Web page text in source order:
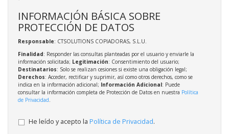
INFORMACIÓN BÁSICA SOBRE
PROTECCIÓN DE DATOS
Responsable: CTSOLUTIONS COPIADORAS, S.L.U.
Finalidad: Responder las consultas planteadas por el usuario y enviarle la
información solicitada; Legitimación: Consentimiento del usuario;
Destinatarios: Solo se realizan cesiones si existe una obligación legal;
Derechos: Acceder, rectificar y suprimir, así como otros derechos, como se
indica en la información adicional; Información Adicional: Puede
consultar la información completa de Protección de Datos en nuestra Política
de Privacidad
He leído y acepto la Política de Privacidad.